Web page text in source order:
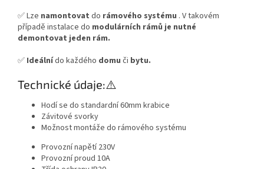
✅ Lze namontovat do rámového systému . V takovém
případě instalace do modulárních rámů je nutné
demontovat jeden rám.
✅ Ideálnído každého domu či bytu.
Technické údaje:⚠️
Hodí se do standardní 60mm krabice
Závitové svorky
Možnost montáže do rámového systému
Provozní napětí 230V
Provozní proud 10A